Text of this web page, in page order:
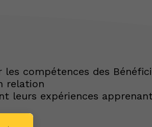
compétences des
relation
leurs expériences